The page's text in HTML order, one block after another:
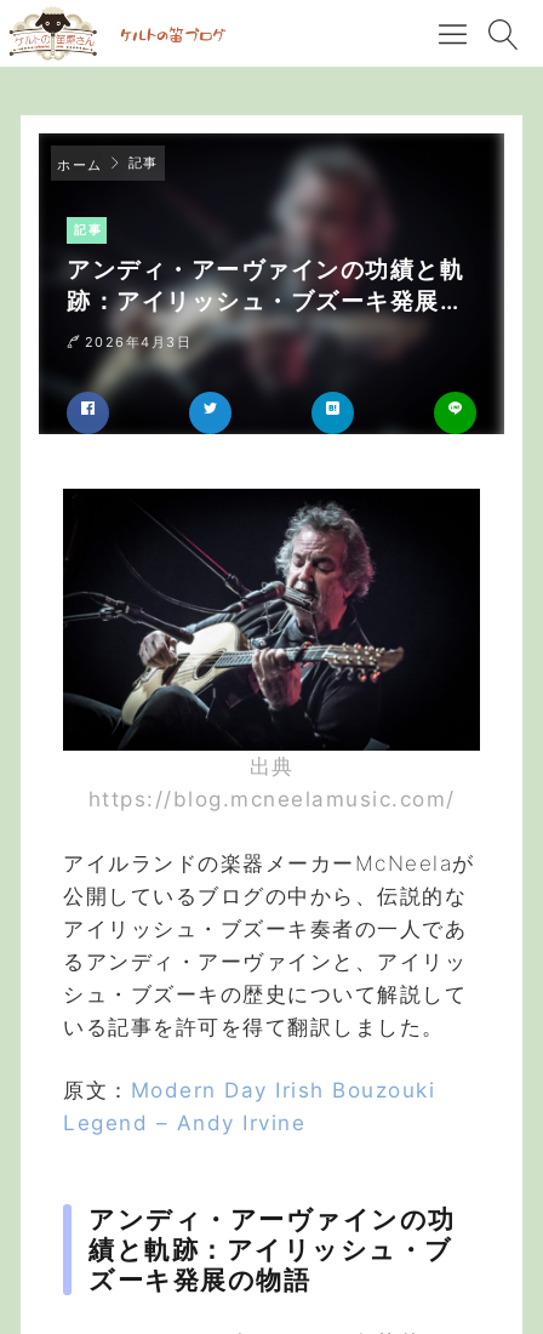
ホーム 記事
記事
アンディ・アーヴァインの功績と軌
跡：アイリッシュ・ブズーキ発展の
物語
2026年4月3日
出典
https://blog.mcneelamusic.com/
アイルランドの楽器メーカーMcNeelaが
公開しているブログの中から、伝説的な
アイリッシュ・ブズーキ奏者の一人であ
るアンディ・アーヴァインと、アイリッ
シュ・ブズーキの歴史について解説して
いる記事を許可を得て翻訳しました。
原文： Modern Day Irish Bouzouki
Legend – Andy Irvine
アンディ・アーヴァインの功
績と軌跡：アイリッシュ・ブ
ズーキ発展の物語